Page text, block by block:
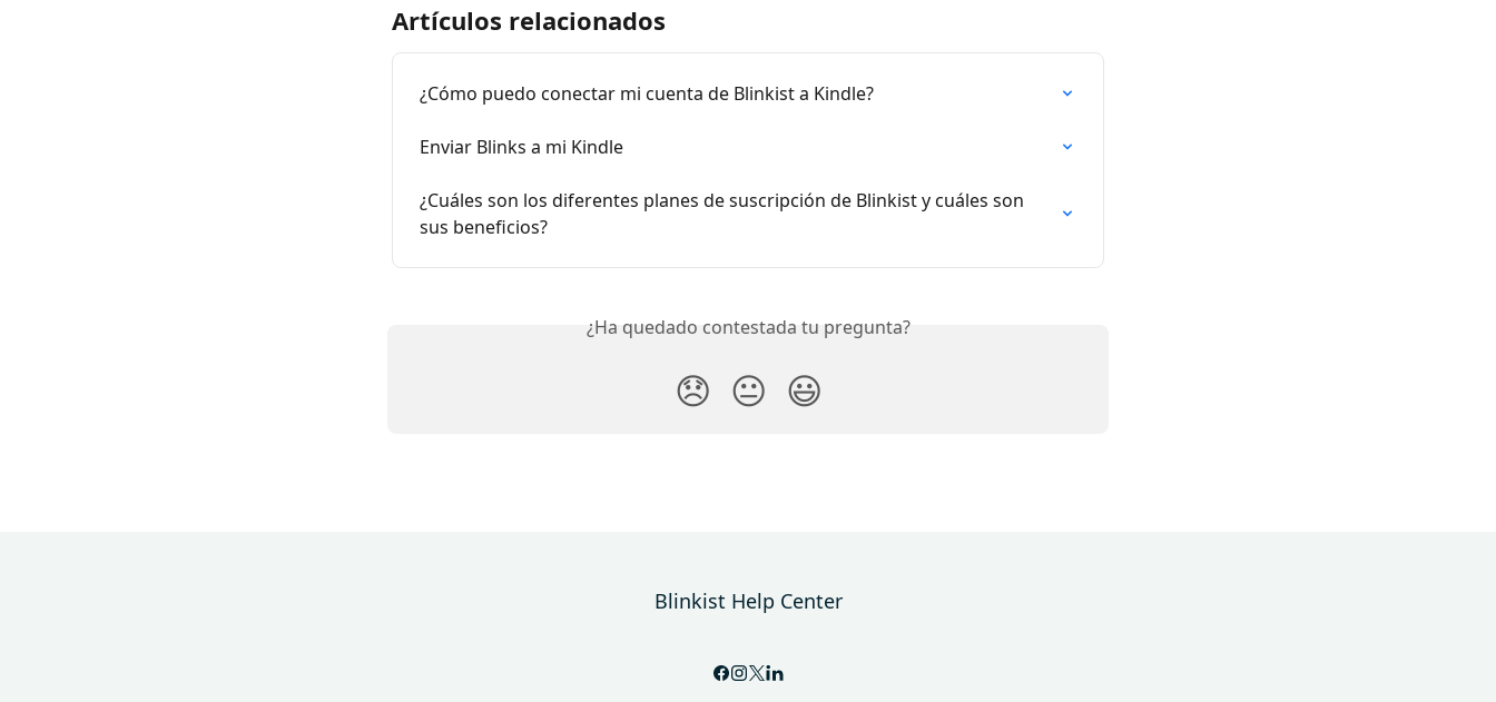
Artículos relacionados
¿Cómo puedo conectar mi cuenta de Blinkist a Kindle?
Enviar Blinks a mi Kindle
¿Cuáles son los diferentes planes de suscripción de Blinkist y cuáles son
sus beneficios?
¿Ha quedado contestada tu pregunta?
😞 😐 😃
Blinkist Help Center